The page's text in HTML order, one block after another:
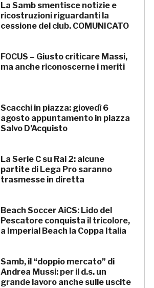
La Samb smentisce notizie e
ricostruzioni riguardanti la
cessione del club. COMUNICATO
FOCUS – Giusto criticare Massi,
ma anche riconoscerne i meriti
Scacchi in piazza: giovedì 6
agosto appuntamento in piazza
Salvo D’Acquisto
La Serie C su Rai 2: alcune
partite di Lega Pro saranno
trasmesse in diretta
Beach Soccer AiCS: Lido del
Pescatore conquista il tricolore,
a Imperial Beach la Coppa Italia
Samb, il “doppio mercato” di
Andrea Mussi: per il d.s. un
grande lavoro anche sulle uscite